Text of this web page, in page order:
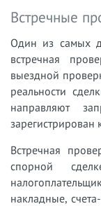
Встречные
Один из самых
встречная
выездной
реальности
направляют
зарегистрирован
Встречная
спорной
накладные,